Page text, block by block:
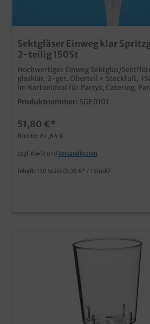
Sektgläser Einweg klar
2-teilig 150St
Hochwertiges Einweg Sektglas/
glasklar, 2-get. Oberteil + Steckfuß,
im KartonIdeal für Partys, Catering,
Veranstaltungen oder
Spritzguss100ml Fassungsvermögen
Produktnummer: SGE0101
51,80 €*
Brutto: 61,64 €
zzgl. MwSt und Versandkosten
Inhalt: 150 Stück (0,35 €* / 1 Stück)